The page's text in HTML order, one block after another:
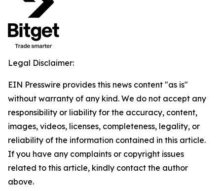
Legal Disclaimer:
EIN Presswire provides this news content "as is"
without warranty of any kind. We do not accept any
responsibility or liability for the accuracy, content,
images, videos, licenses, completeness, legality, or
reliability of the information contained in this article.
If you have any complaints or copyright issues
related to this article, kindly contact the author
above.